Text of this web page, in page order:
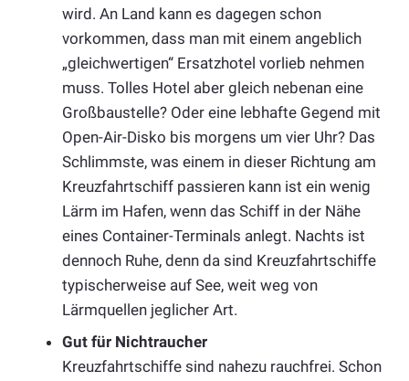
wird. An Land kann es dagegen schon
vorkommen, dass man mit einem angeblich
„gleichwertigen“ Ersatzhotel vorlieb nehmen
muss. Tolles Hotel aber gleich nebenan eine
Großbaustelle? Oder eine lebhafte Gegend mit
Open-Air-Disko bis morgens um vier Uhr? Das
Schlimmste, was einem in dieser Richtung am
Kreuzfahrtschiff passieren kann ist ein wenig
Lärm im Hafen, wenn das Schiff in der Nähe
eines Container-Terminals anlegt. Nachts ist
dennoch Ruhe, denn da sind Kreuzfahrtschiffe
typischerweise auf See, weit weg von
Lärmquellen jeglicher Art.
Gut für Nichtraucher
Kreuzfahrtschiffe sind nahezu rauchfrei. Schon